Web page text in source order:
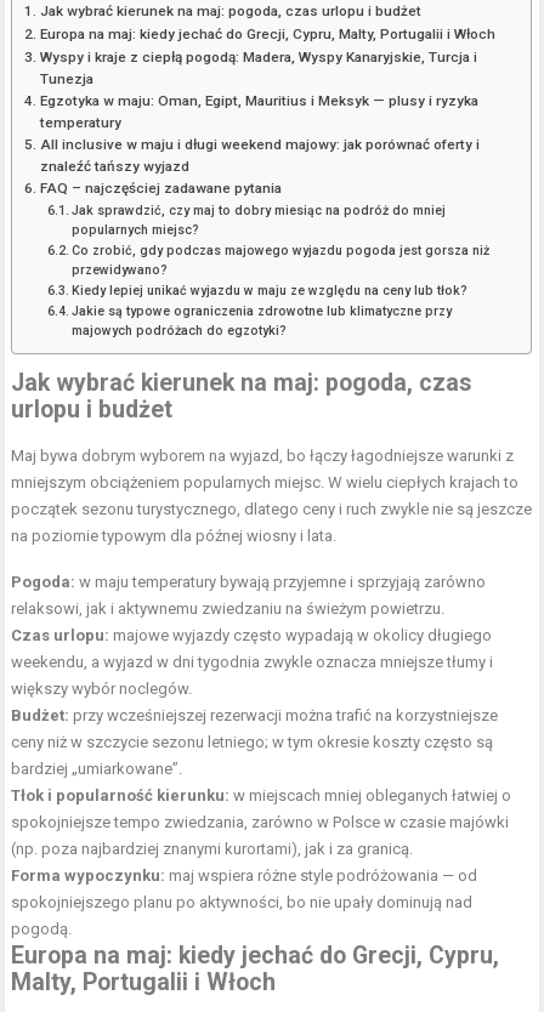
Jak wybrać kierunek na maj: pogoda, czas urlopu i budżet
Europa na maj: kiedy jechać do Grecji, Cypru, Malty, Portugalii i Włoch
Wyspy i kraje z ciepłą pogodą: Madera, Wyspy Kanaryjskie, Turcja i
Tunezja
Egzotyka w maju: Oman, Egipt, Mauritius i Meksyk — plusy i ryzyka
temperatury
All inclusive w maju i długi weekend majowy: jak porównać oferty i
znaleźć tańszy wyjazd
FAQ – najczęściej zadawane pytania
Jak sprawdzić, czy maj to dobry miesiąc na podróż do mniej
popularnych miejsc?
Co zrobić, gdy podczas majowego wyjazdu pogoda jest gorsza niż
przewidywano?
Kiedy lepiej unikać wyjazdu w maju ze względu na ceny lub tłok?
Jakie są typowe ograniczenia zdrowotne lub klimatyczne przy
majowych podróżach do egzotyki?
Jak wybrać kierunek na maj: pogoda, czas
urlopu i budżet
Maj bywa dobrym wyborem na wyjazd, bo łączy łagodniejsze warunki z
mniejszym obciążeniem popularnych miejsc. W wielu ciepłych krajach to
początek sezonu turystycznego, dlatego ceny i ruch zwykle nie są jeszcze
na poziomie typowym dla późnej wiosny i lata.
Pogoda: w maju temperatury bywają przyjemne i sprzyjają zarówno
relaksowi, jak i aktywnemu zwiedzaniu na świeżym powietrzu.
Czas urlopu: majowe wyjazdy często wypadają w okolicy długiego
weekendu, a wyjazd w dni tygodnia zwykle oznacza mniejsze tłumy i
większy wybór noclegów.
Budżet: przy wcześniejszej rezerwacji można trafić na korzystniejsze
ceny niż w szczycie sezonu letniego; w tym okresie koszty często są
bardziej „umiarkowane”.
Tłok i popularność kierunku: w miejscach mniej obleganych łatwiej o
spokojniejsze tempo zwiedzania, zarówno w Polsce w czasie majówki
(np. poza najbardziej znanymi kurortami), jak i za granicą.
Forma wypoczynku: maj wspiera różne style podróżowania — od
spokojniejszego planu po aktywności, bo nie upały dominują nad
pogodą.
Europa na maj: kiedy jechać do Grecji, Cypru,
Malty, Portugalii i Włoch